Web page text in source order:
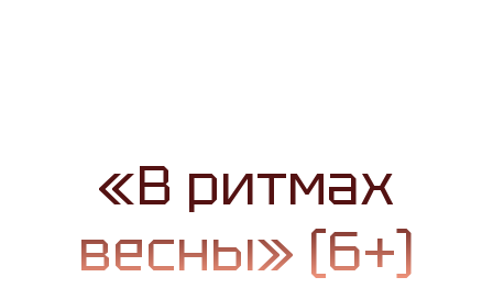
«В ритмах
весны» (6+)